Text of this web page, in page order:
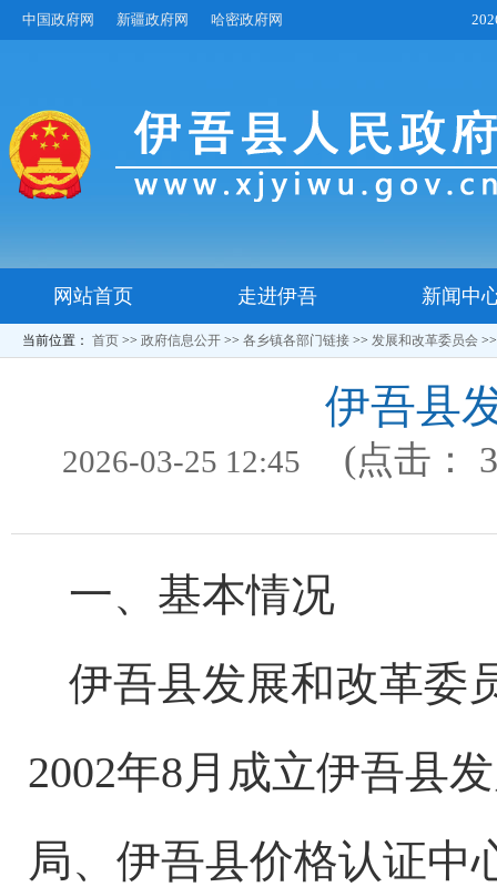
中国政府网 新疆政府网 哈密政府网
网站首页 走进伊吾 新闻中
当前位置： 首页 >> 政府信息公开 >> 各乡镇各部门链接 >> 发展和改革委员会
伊吾县
2026-03-25 12:45 (点击：
一、基本情况
伊吾县发展和改革委
2002年8月成立伊吾县
局、伊吾县价格认证中